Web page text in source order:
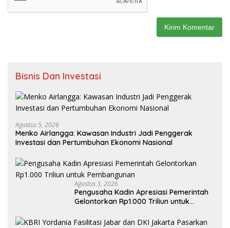
Bisnis Dan Investasi
Agustus 5, 2026
Menko Airlangga: Kawasan Industri Jadi Penggerak
Investasi dan Pertumbuhan Ekonomi Nasional
Agustus 3, 2026
Pengusaha Kadin Apresiasi Pemerintah
Gelontorkan Rp1.000 Triliun untuk